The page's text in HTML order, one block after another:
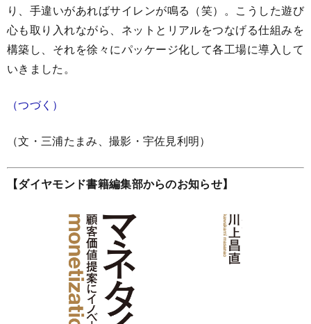
り、手違いがあればサイレンが鳴る（笑）。こうした遊び
心も取り入れながら、ネットとリアルをつなげる仕組みを
構築し、それを徐々にパッケージ化して各工場に導入して
いきました。
（つづく）
（文・三浦たまみ、撮影・宇佐見利明）
【ダイヤモンド書籍編集部からのお知らせ】